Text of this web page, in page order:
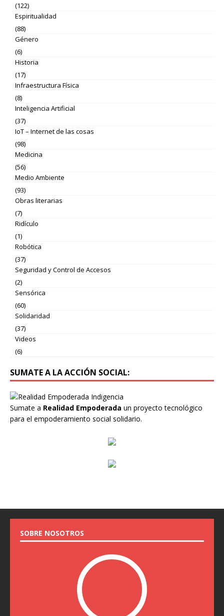
(122)
Espiritualidad
(88)
Género
(6)
Historia
(17)
Infraestructura Física
(8)
Inteligencia Artificial
(37)
IoT – Internet de las cosas
(98)
Medicina
(56)
Medio Ambiente
(93)
Obras literarias
(7)
Ridículo
(1)
Robótica
(37)
Seguridad y Control de Accesos
(2)
Sensórica
(60)
Solidaridad
(37)
Videos
(6)
SUMATE A LA ACCIÓN SOCIAL:
Sumate a Realidad Empoderada un proyecto tecnológico
para el empoderamiento social solidario.
SOBRE NOSOTROS